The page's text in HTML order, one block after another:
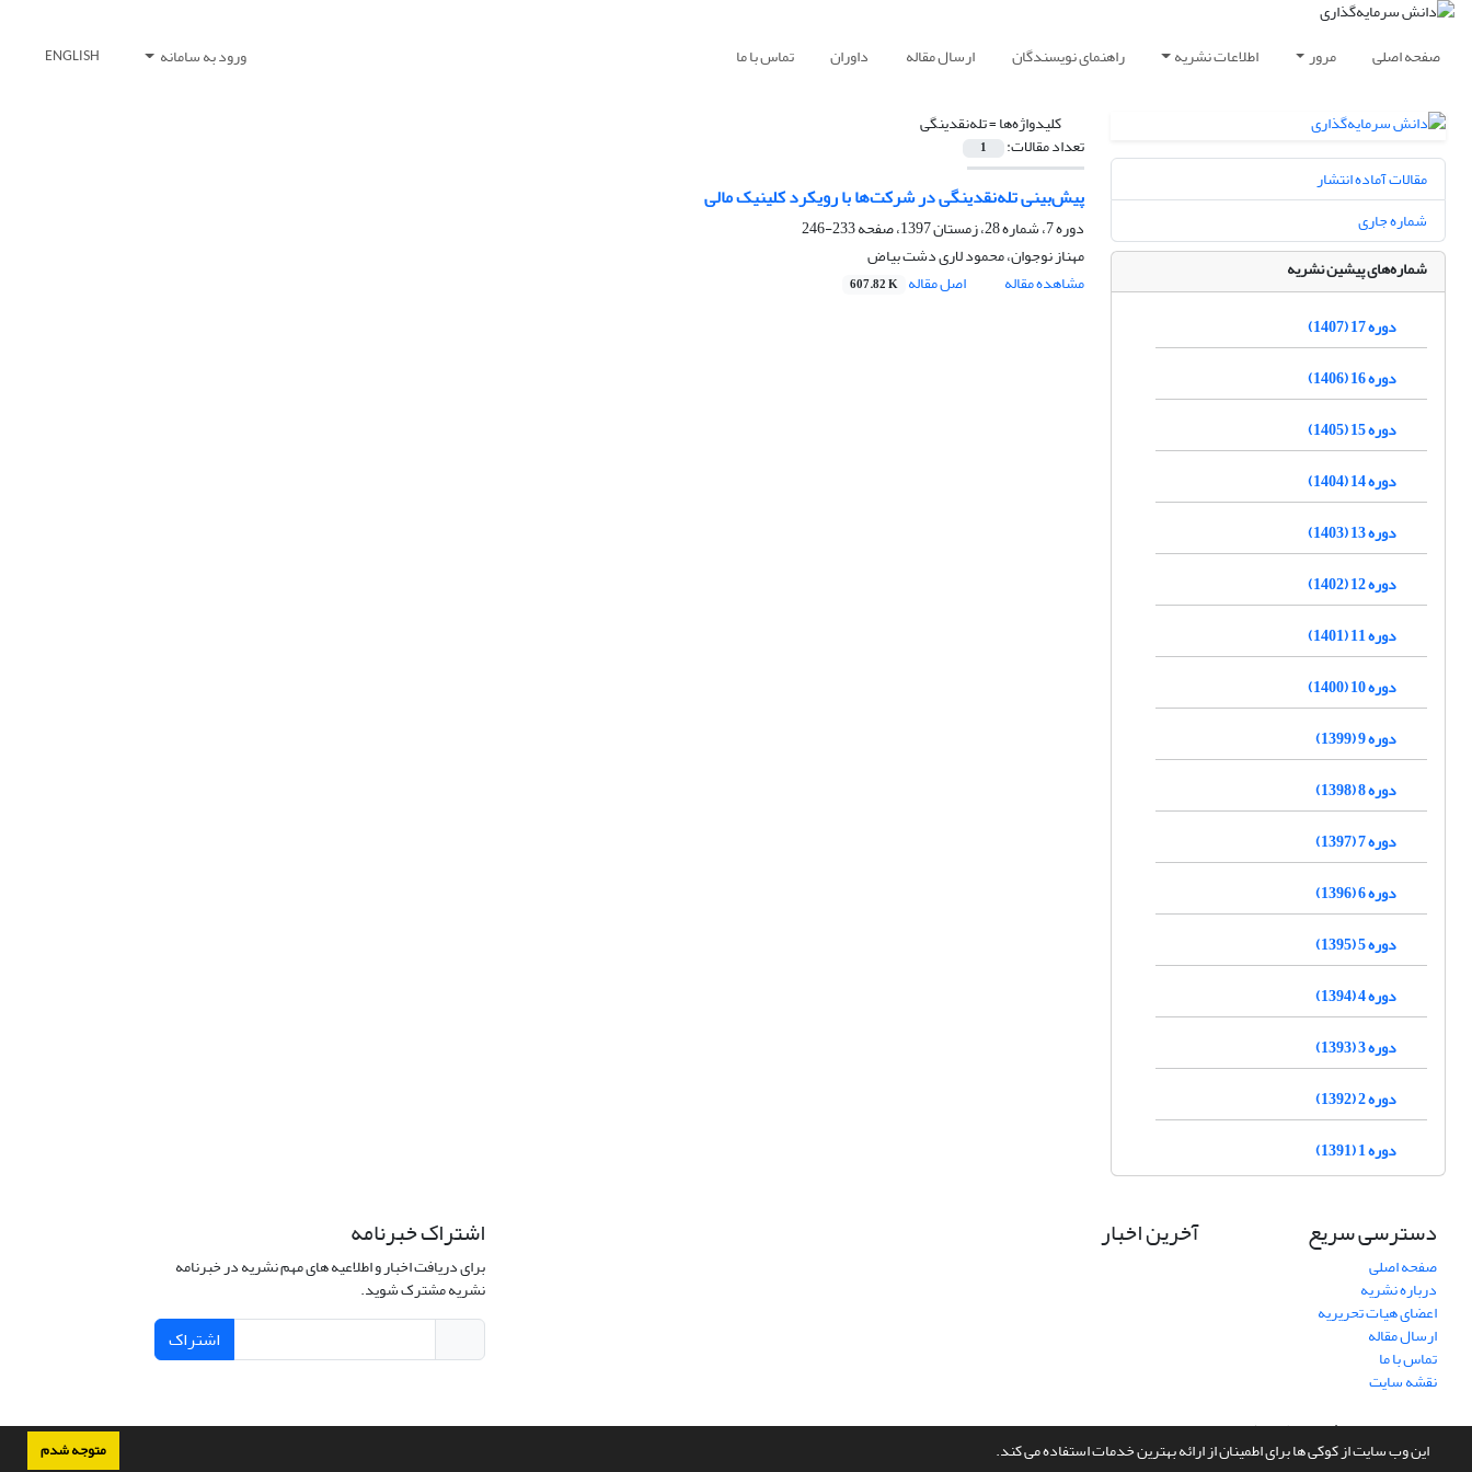
این وب سایت از کوکی ها برای اطمینان از ارائه بهترین خدمات استفاده می کند. متوجه شدم
صفحه اصلی مرور اطلاعات نشریه راهنمای نویسندگان ارسال مقاله داوران تماس با ما ورود به سامانه ENGLISH
کلیدواژه‌ها =تله‌نقدینگی
تعداد مقالات: 1
پیش‌بینی تله‌نقدینگی در شرکت‌ها با رویکرد کلینیک مالی
دوره 7، شماره 28، زمستان 1397، صفحه
233-246
مهناز نوجوان، محمود لاری دشت بیاض
مشاهده مقاله
اصل مقاله 607.82 K
مقالات آماده انتشار
شماره جاری
شماره‌های پیشین نشریه
دوره 17 (1407)
دوره 16 (1406)
دوره 15 (1405)
دوره 14 (1404)
دوره 13 (1403)
دوره 12 (1402)
دوره 11 (1401)
دوره 10 (1400)
دوره 9 (1399)
دوره 8 (1398)
دوره 7 (1397)
دوره 6 (1396)
دوره 5 (1395)
دوره 4 (1394)
دوره 3 (1393)
دوره 2 (1392)
دوره 1 (1391)
دسترسی سریع
صفحه اصلی
درباره نشریه
اعضای هیات تحریریه
ارسال مقاله
تماس با ما
نقشه سایت
آخرین اخبار اشتراک خبرنامه
برای دریافت اخبار و اطلاعیه های مهم نشریه در خبرنامه
نشریه مشترک شوید.
اشتراک
سامانه مدیریت نشریات علمی.طراحی و پیاده سازی ازسیناوب